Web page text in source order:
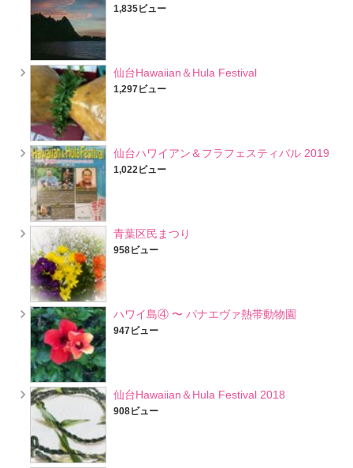
1,835ビュー
仙台Hawaiian＆Hula Festival
1,297ビュー
仙台ハワイアン＆フラフェスティバル 2019
1,022ビュー
青葉区民まつり
958ビュー
ハワイ島④ 〜 パナエヴァ熱帯動物園
947ビュー
仙台Hawaiian＆Hula Festival 2018
908ビュー